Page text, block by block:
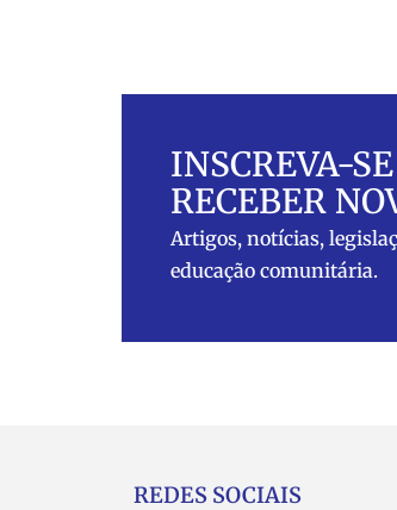
INSCREVA-
RECEBER
Artigos, notícias,
educação comunitária.
REDES SOCIAIS